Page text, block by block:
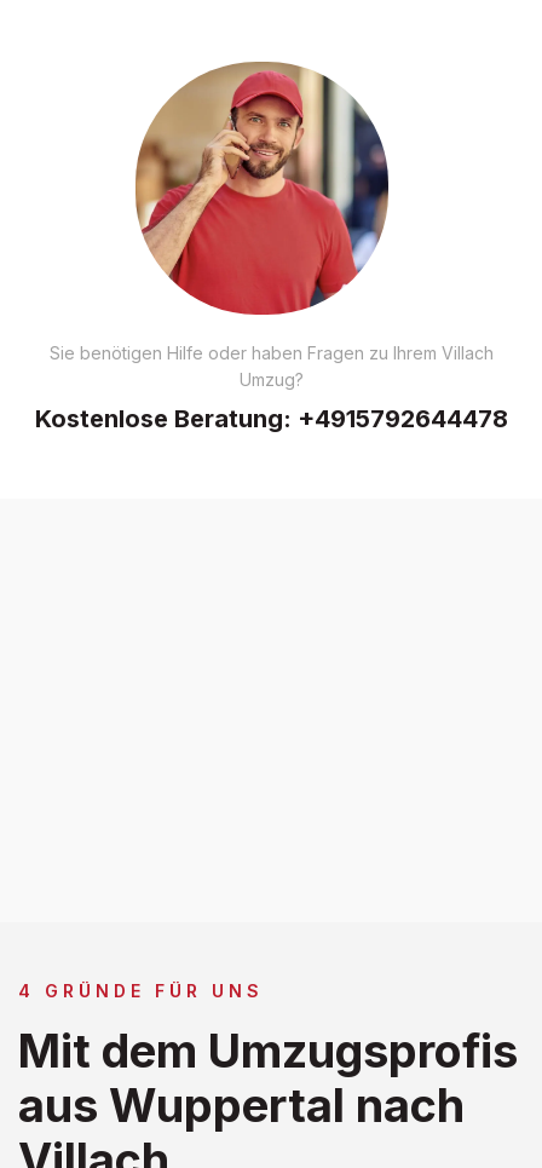
Sie benötigen Hilfe oder haben Fragen zu Ihrem Villach
Umzug?
Kostenlose Beratung: +4915792644478
4 GRÜNDE FÜR UNS
Mit dem Umzugsprofis
aus Wuppertal nach